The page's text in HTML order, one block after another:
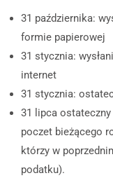
31 października:
formie papierowej
31 stycznia:
internet
31 stycznia:
31 lipca
poczet bieżącego
którzy w
podatku).​